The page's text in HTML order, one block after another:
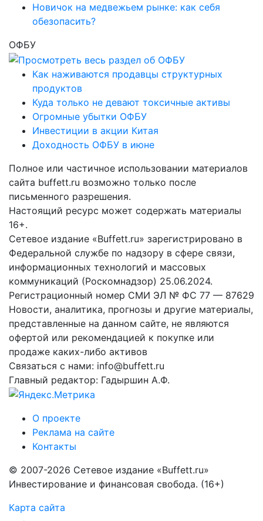
Новичок на медвежьем рынке: как себя
обезопасить?
ОФБУ
Как наживаются продавцы структурных
продуктов
Куда только не девают токсичные активы
Огромные убытки ОФБУ
Инвестиции в акции Китая
Доходность ОФБУ в июне
Полное или частичное использовании материалов
сайта buffett.ru возможно только после
письменного разрешения.
Настоящий ресурс может содержать материалы
16+.
Сетевое издание «Buffett.ru» зарегистрировано в
Федеральной службе по надзору в сфере связи,
информационных технологий и массовых
коммуникаций (Роскомнадзор) 25.06.2024.
Регистрационный номер СМИ ЭЛ № ФС 77 — 87629
Новости, аналитика, прогнозы и другие материалы,
представленные на данном сайте, не являются
офертой или рекомендацией к покупке или
продаже каких-либо активов
Связаться с нами: info@buffett.ru
Главный редактор: Гадыршин А.Ф.
О проекте
Реклама на сайте
Контакты
© 2007-2026 Сетевое издание «Buffett.ru»
Инвестирование и финансовая свобода. (16+)
Карта сайта